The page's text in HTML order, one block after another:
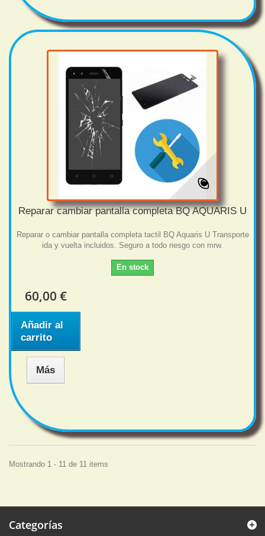
Reparar cambiar pantalla completa BQ AQUARIS U
Reparar o cambiar pantalla completa tactil BQ Aquaris U Transporte
ida y vuelta incluidos. Seguro a todo riesgo con mrw.
En stock
60,00 €
Añadir al
carrito
Más
Mostrando 1 - 11 de 11 items
Categorías